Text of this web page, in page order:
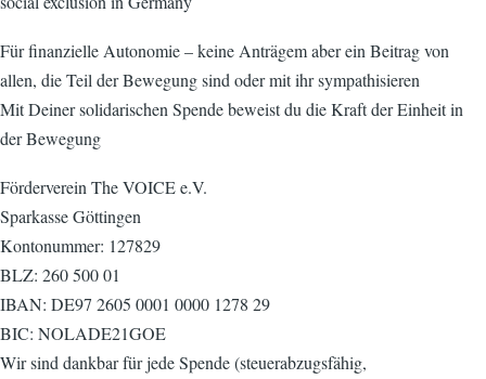
Für finanzielle Autonomie – keine Anträgem aber ein Beitrag von
allen, die Teil der Bewegung sind oder mit ihr sympathisieren
Mit Deiner solidarischen Spende beweist du die Kraft der Einheit in
der Bewegung
Förderverein The VOICE e.V.
Sparkasse Göttingen
Kontonummer: 127829
BLZ: 260 500 01
IBAN: DE97 2605 0001 0000 1278 29
BIC: NOLADE21GOE
Wir sind dankbar für jede Spende (steuerabzugsfähig,